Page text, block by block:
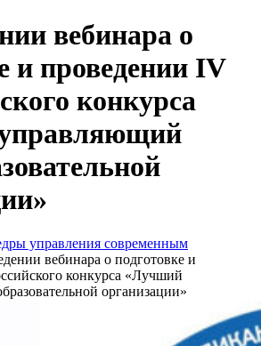
вебинара о
и проведении IV
конкурса
управления современным
вебинара о подготовке и
конкурса «Лучший
организации»